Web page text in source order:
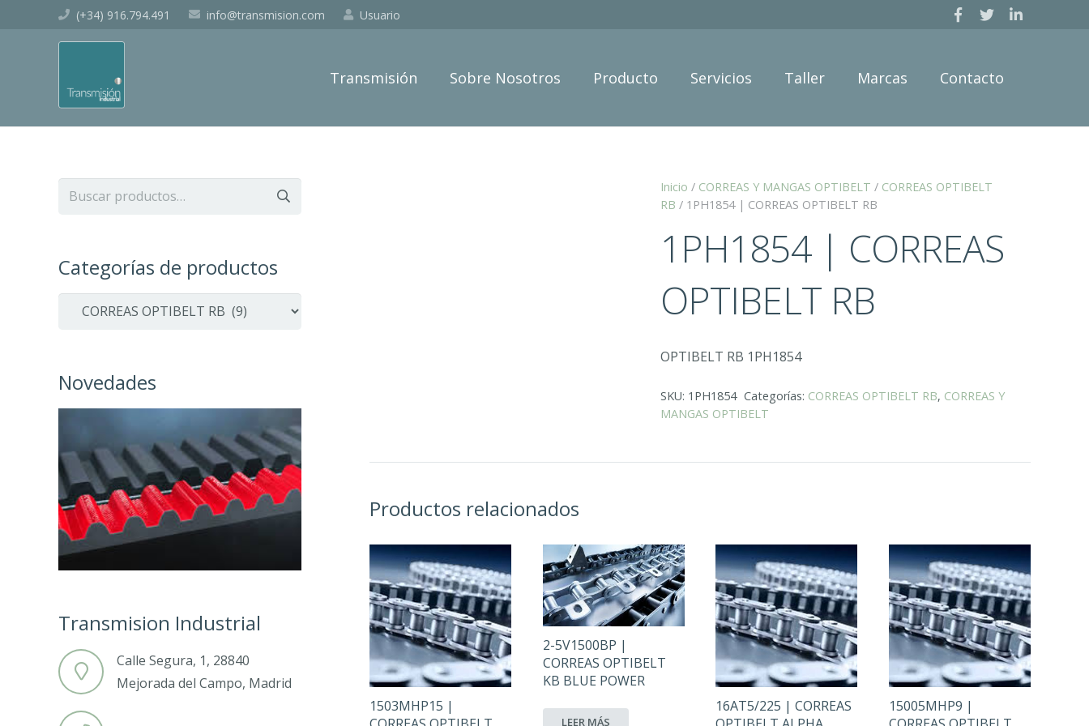
(+34) 916.794.491 info@transmision.com Usuario
Transmisión Sobre Nosotros Producto Servicios Taller Marcas Contacto
Inicio / CORREAS Y MANGAS OPTIBELT / CORREAS OPTIBELT
RB / 1PH1854 | CORREAS OPTIBELT RB
1PH1854 | CORREAS
OPTIBELT RB
OPTIBELT RB 1PH1854
SKU: 1PH1854 Categorías: CORREAS OPTIBELT RB, CORREAS Y
MANGAS OPTIBELT
Productos relacionados
1503MHP15 |
2-5V1500BP |
CORREAS OPTIBELT
KB BLUE POWER
LEER MÁS
16AT5/225 | CORREAS
15005MHP9 |
Buscar
Categorías de productos
Novedades
Transmision Industrial
Calle Segura, 1, 28840
Mejorada del Campo, Madrid